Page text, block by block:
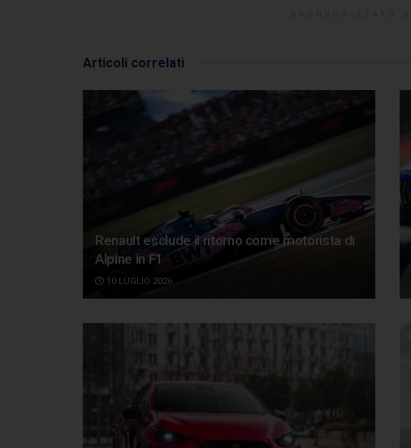
Articoli correlati
Renault esclude il ritorno come motorista di
Alpine in F1
10 LUGLIO 2026